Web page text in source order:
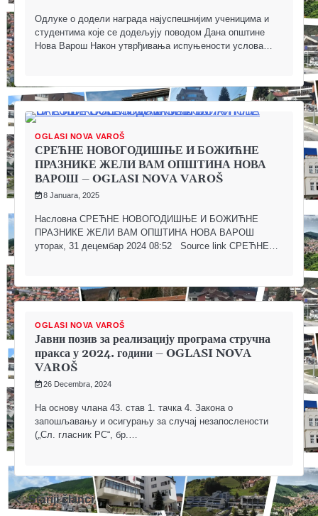
Одлуке о додели награда најуспешнијим ученицима и
студентима које се додељују поводом Дана општине
Нова Варош Након утврђивања испуњености услова…
OGLASI NOVA VAROŠ
СРЕЋНЕ НОВОГОДИШЊЕ И БОЖИЋНЕ
ПРАЗНИКЕ ЖЕЛИ ВАМ ОПШТИНА НОВА
ВАРОШ – OGLASI NOVA VAROŠ
8 Januara, 2025
Насловна СРЕЋНЕ НОВОГОДИШЊЕ И БОЖИЋНЕ
ПРАЗНИКЕ ЖЕЛИ ВАМ ОПШТИНА НОВА ВАРОШ
уторак, 31 децембар 2024 08:52 Source link СРЕЋНЕ…
OGLASI NOVA VAROŠ
Јавни позив за реализацију програма стручна
пракса у 2024. години – OGLASI NOVA
VAROŠ
26 Decembra, 2024
На основу члана 43. став 1. тачка 4. Закона о
запошљавању и осигурању за случај незапослености
(„Сл. гласник РС“, бр.…
Navigacija
Stariji članci